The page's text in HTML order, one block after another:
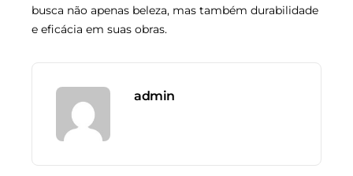
busca não apenas beleza, mas também durabilidade
e eficácia em suas obras.
admin